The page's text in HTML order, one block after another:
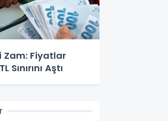
Zam: Fiyatlar
Sınırını Aştı